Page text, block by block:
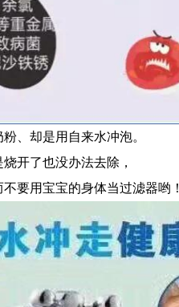
、却是用自来水冲泡。
开了也没办法去除，
要用宝宝的身体当过滤器哟！